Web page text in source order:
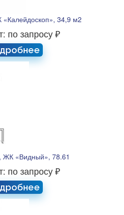
34,9 м2
по запросу ₽
ЖК «Видный», 78.61
по запросу ₽